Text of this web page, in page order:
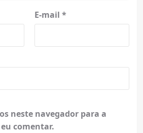
E-mail *
neste navegador para a
comentar.